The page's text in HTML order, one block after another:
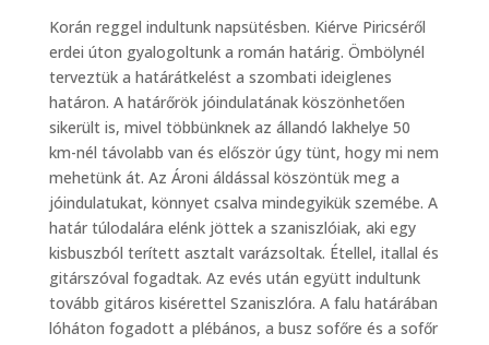
Korán reggel indultunk napsütésben. Kiérve Piricséről
erdei úton gyalogoltunk a román határig. Ömbölynél
terveztük a határátkelést a szombati ideiglenes
határon. A határőrök jóindulatának köszönhetően
sikerült is, mivel többünknek az állandó lakhelye 50
km-nél távolabb van és először úgy tünt, hogy mi nem
mehetünk át. Az Ároni áldással köszöntük meg a
jóindulatukat, könnyet csalva mindegyikük szemébe. A
határ túlodalára elénk jöttek a szaniszlóiak, aki egy
kisbuszból terített asztalt varázsoltak. Étellel, itallal és
gitárszóval fogadtak. Az evés után együtt indultunk
tovább gitáros kisérettel Szaniszlóra. A falu határában
lóháton fogadott a plébános, a busz sofőre és a sofőr